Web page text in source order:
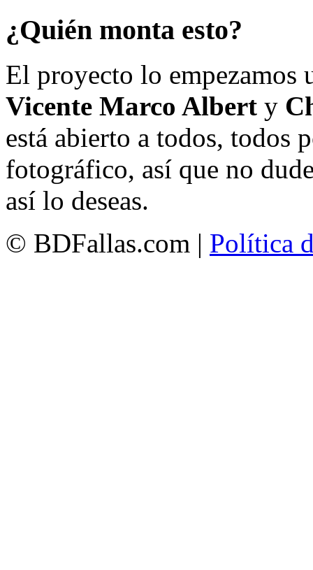
¿Quién monta esto?
El proyecto lo empezamos
Vicente Marco Albert y
está abierto a todos, todos
fotográfico, así que no
así lo deseas.
© BDFallas.com | Política